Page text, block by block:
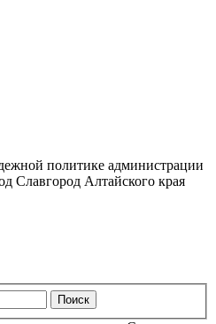
политике администрации
Славгород Алтайского края